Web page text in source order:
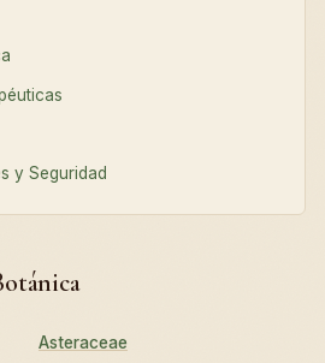
y Seguridad
Asteraceae